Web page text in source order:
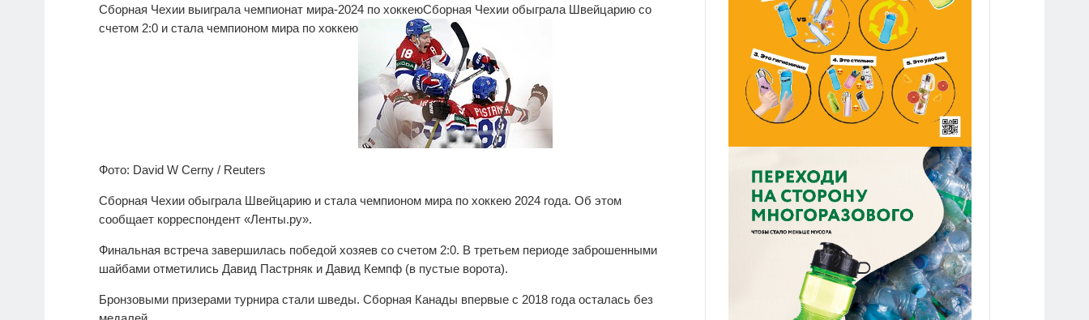
Сборная Чехии выиграла чемпионат мира-2024 по хоккеюСборная Чехии обыграла Швейцарию со
счетом 2:0 и стала чемпионом мира по хоккею
Фото: David W Cerny / Reuters
Сборная Чехии обыграла Швейцарию и стала чемпионом мира по хоккею 2024 года. Об этом
сообщает корреспондент «Ленты.ру».
Финальная встреча завершилась победой хозяев со счетом 2:0. В третьем периоде заброшенными
шайбами отметились Давид Пастрняк и Давид Кемпф (в пустые ворота).
Бронзовыми призерами турнира стали шведы. Сборная Канады впервые с 2018 года осталась без